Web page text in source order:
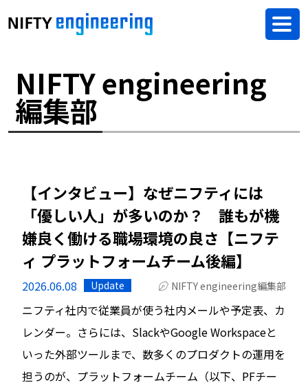
NIFTY engineering
編集部
【インタビュー】なぜニフティには
「優しい人」が多いのか？ 誰もが機
嫌良く働ける職場環境の良さ【ニフテ
ィ プラットフォームチーム後編】
2026.06.08 Update NIFTY engineering編集部
ニフティ社内で従業員が使う社内メールや予定表、カ
レンダー。さらには、SlackやGoogle Workspaceと
いった外部ツールまで、数多くのプロダクトの運用を
担うのが、プラットフォームチーム（以下、PFチー